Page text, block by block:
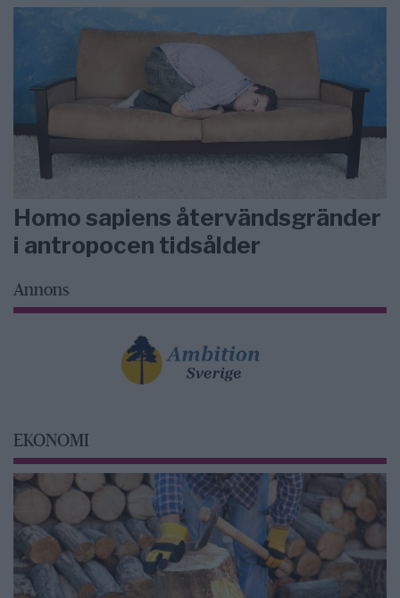
Homo sapiens återvändsgränder
i antropocen tidsålder
Annons
EKONOMI